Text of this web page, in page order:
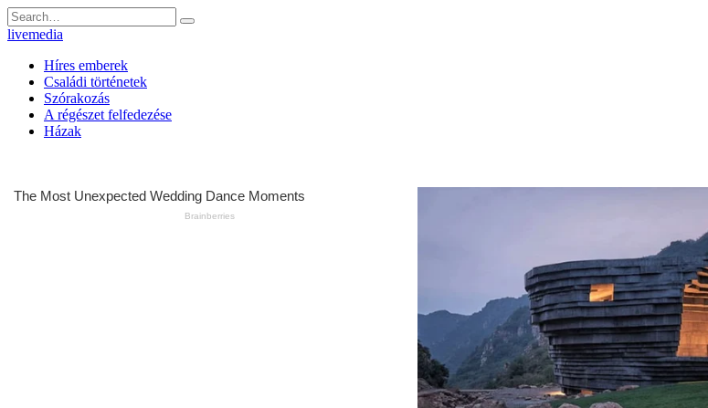
Skip
to
Search
for:
livemedia
Híres emberek
Családi történetek
Szórakozás
A régészet felfedezése
Házak